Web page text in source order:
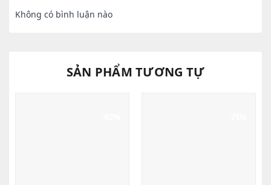
Không có bình luận nào
SẢN PHẨM TƯƠNG TỰ